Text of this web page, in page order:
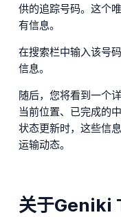
供的追踪号码。这个
有信息。
在搜索栏中输入该号
信息。
随后，您将看到一个
当前位置、已完成的
状态更新时，这些信
运输动态。
关于Geniki